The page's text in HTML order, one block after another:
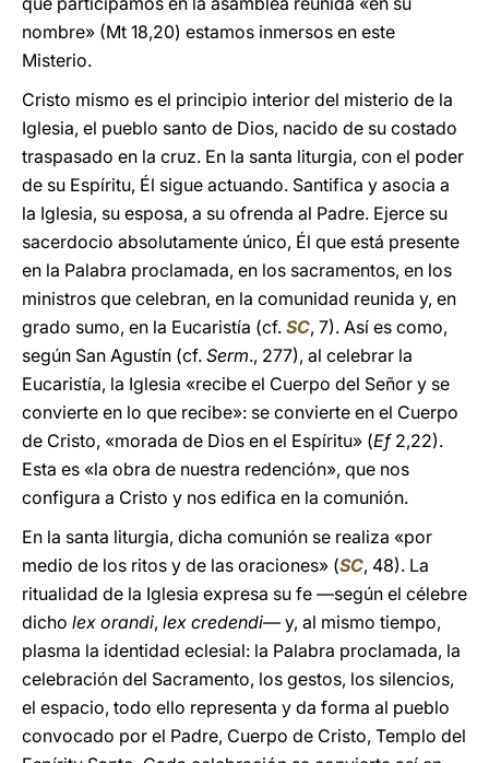
nombre» (Mt 18,20) estamos inmersos en este
Misterio.
Cristo mismo es el principio interior del misterio de la
Iglesia, el pueblo santo de Dios, nacido de su costado
traspasado en la cruz. En la santa liturgia, con el poder
de su Espíritu, Él sigue actuando. Santifica y asocia a
la Iglesia, su esposa, a su ofrenda al Padre. Ejerce su
sacerdocio absolutamente único, Él que está presente
en la Palabra proclamada, en los sacramentos, en los
ministros que celebran, en la comunidad reunida y, en
grado sumo, en la Eucaristía (cf. SC, 7). Así es como,
según San Agustín (cf. Serm., 277), al celebrar la
Eucaristía, la Iglesia «recibe el Cuerpo del Señor y se
convierte en lo que recibe»: se convierte en el Cuerpo
de Cristo, «morada de Dios en el Espíritu» (Ef 2,22).
Esta es «la obra de nuestra redención», que nos
configura a Cristo y nos edifica en la comunión.
En la santa liturgia, dicha comunión se realiza «por
medio de los ritos y de las oraciones» (SC, 48). La
ritualidad de la Iglesia expresa su fe —según el célebre
dicho lex orandi, lex credendi— y, al mismo tiempo,
plasma la identidad eclesial: la Palabra proclamada, la
celebración del Sacramento, los gestos, los silencios,
el espacio, todo ello representa y da forma al pueblo
convocado por el Padre, Cuerpo de Cristo, Templo del